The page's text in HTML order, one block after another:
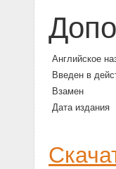
Английское
Введен в
Взамен
Дата издания